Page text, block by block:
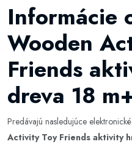
Informácie
Wooden
Friends
dreva 18
Predávajú nasledujúce
Activity Toy Friends aktivity